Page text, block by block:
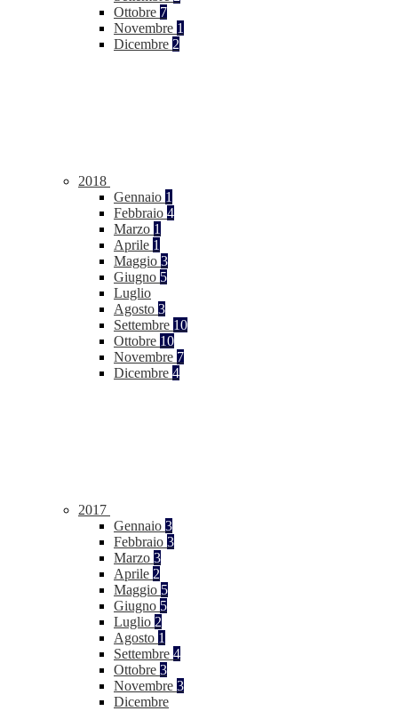
Ottobre 7
Novembre 1
Dicembre 2
2018
Gennaio 1
Febbraio 4
Marzo 1
Aprile 1
Maggio 3
Giugno 5
Luglio
Agosto 3
Settembre 10
Ottobre 10
Novembre 7
Dicembre 4
2017
Gennaio 3
Febbraio 3
Marzo 3
Aprile 2
Maggio 5
Giugno 5
Luglio 2
Agosto 1
Settembre 4
Ottobre 3
Novembre 3
Dicembre